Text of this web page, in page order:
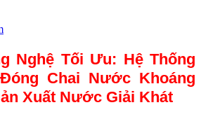
Nghệ Tối Ưu: Hệ Thống
Chai Nước Khoáng
Xuất Nước Giải Khát